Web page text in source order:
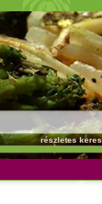
részletes